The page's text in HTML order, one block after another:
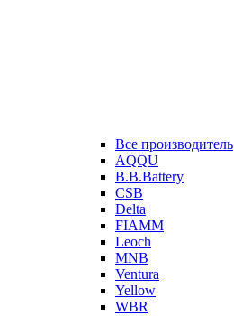
Все производитель
AQQU
B.B.Battery
CSB
Delta
FIAMM
Leoch
MNB
Ventura
Yellow
WBR